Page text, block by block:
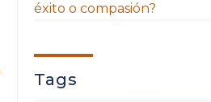
éxito o compasión?
Tags